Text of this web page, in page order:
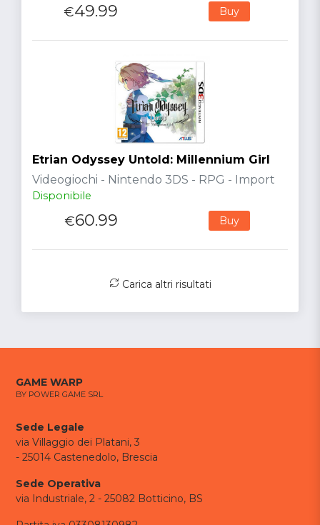
€49.99 Buy
Etrian Odyssey Untold: Millennium Girl
Videogiochi - Nintendo 3DS - RPG - Import
Disponibile
€60.99 Buy
Carica altri risultati
GAME WARP
BY POWER GAME SRL
Sede Legale
via Villaggio dei Platani, 3
- 25014 Castenedolo, Brescia
Sede Operativa
via Industriale, 2 - 25082 Botticino, BS